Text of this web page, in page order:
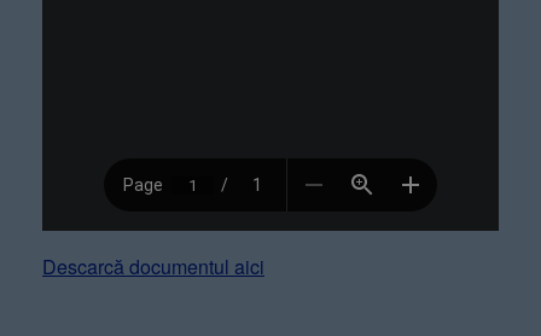
Descarcă documentul aici